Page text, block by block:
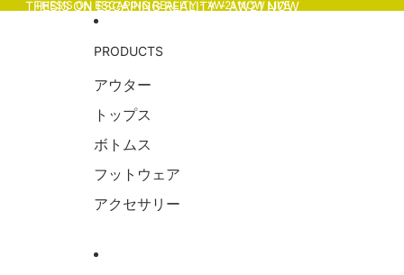
THESIS ON ESCAPING REALITY - AW21 NOW LIVE
THESIS ON ESCAPING REALITY - AW21 NOW
PRODUCTS
アウター
トップス
ボトムス
フットウェア
アクセサリー